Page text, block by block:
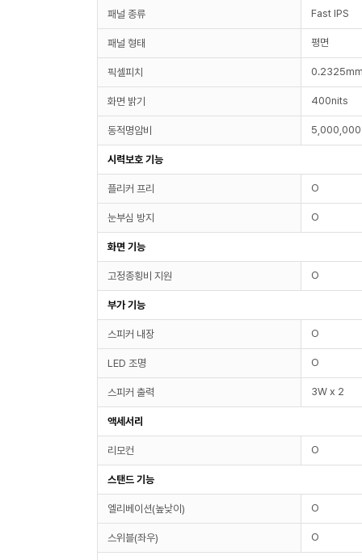
패널 종류 Fast IPS
패널 형태 평면
픽셀피치
화면 밝기 400nits
동적명암비
시력보호 기능
플리커 프리 O
눈부심 방지 O
화면 기능
고정종횡비 지원 O
부가 기능
스피커 내장 O
LED 조명 O
스피커 출력 3W x 2
액세서리
리모컨 O
스탠드 기능
엘리베이션(높낮이) O
스위블(좌우) O